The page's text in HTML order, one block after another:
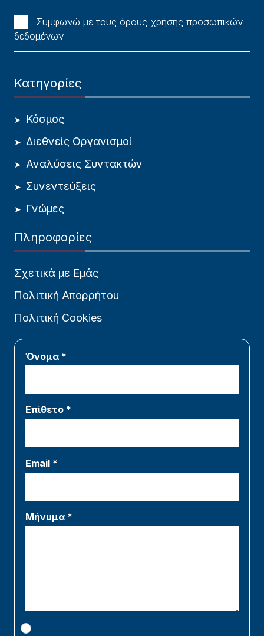
Συμφωνώ με τους όρους χρήσης προσωπικών
δεδομένων
Κατηγορίες
Κόσμος
Διεθνείς Οργανισμοί
Αναλύσεις Συντακτών
Συνεντεύξεις
Γνώμες
Πληροφορίες
Σχετικά με Εμάς
Πολιτική Απορρήτου
Πολιτική Cookies
Όνομα *
Επίθετο *
Email *
Μήνυμα *